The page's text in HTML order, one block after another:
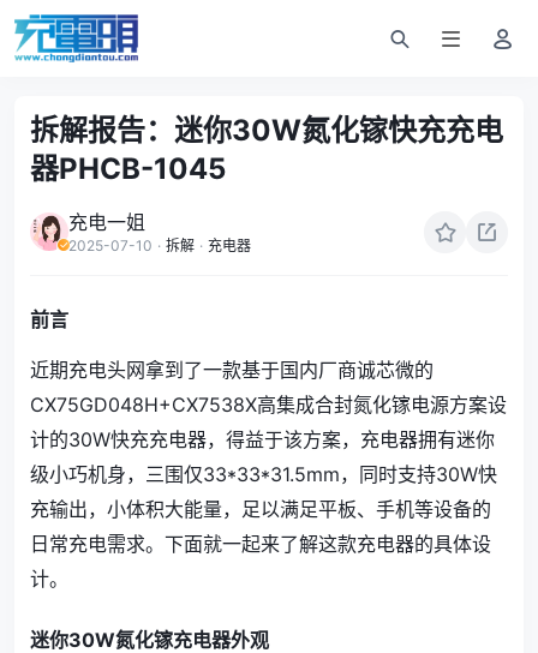
拆解报告：迷你30W氮化镓快充充电
器PHCB-1045
充电一姐
2025-07-10 · 拆解 · 充电器
前言
近期充电头网拿到了一款基于国内厂商诚芯微的
CX75GD048H+CX7538X高集成合封氮化镓电源方案设
计的30W快充充电器，得益于该方案， 充电器拥有迷你
级小巧机身，三围仅33*33*31.5mm，同时支持30W快
充输出，小体积大能量，足以满足平板、手机等设备的
日常充电需求。下面就一起来了解这款充电器的具体设
计。
迷你30W氮化镓充电器外观